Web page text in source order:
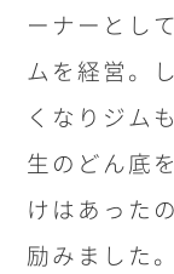
ーナーとし
ムを経営。
くなりジム
生のどん底
けはあった
励みました